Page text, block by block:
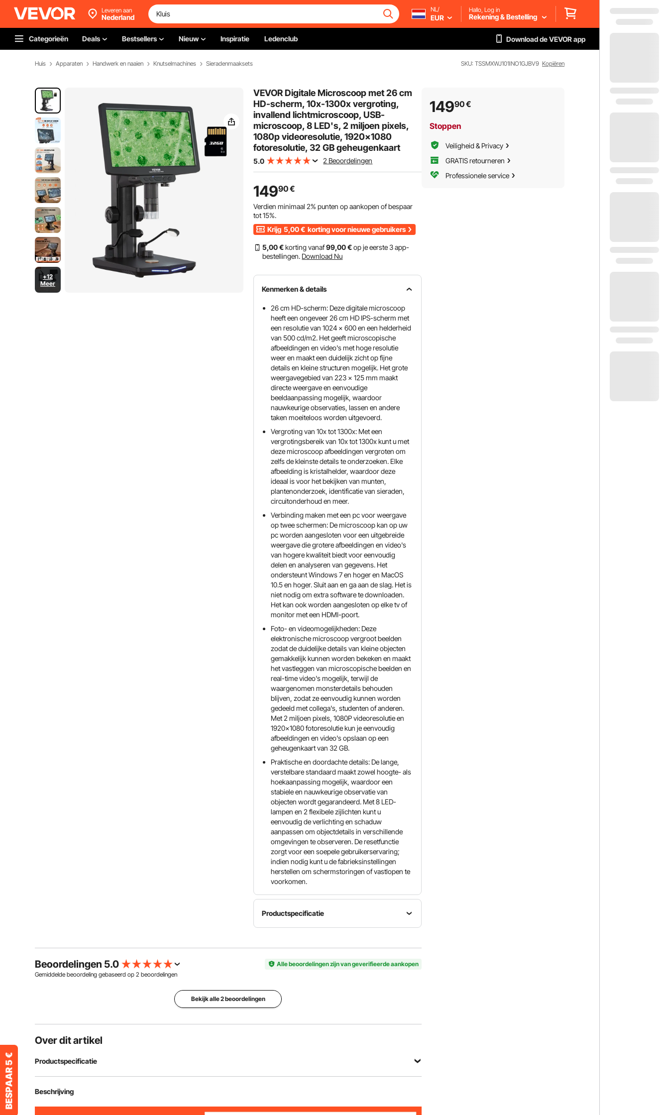
Leveren aan
Nederland
NL/
EUR
Hallo, Log in
Rekening & Bestelling
Categorieën Deals Bestsellers Nieuw Inspiratie Ledenclub Download de VEVOR app
Huis Apparaten Handwerk en naaien Knutselmachines Sieradenmaaksets SKU: TSSMXWJ101INO1GJBV9 Kopiëren
+12
Meer
VEVOR Digitale Microscoop met 26 cm
HD-scherm, 10x-1300x vergroting,
invallend lichtmicroscoop, USB-
microscoop, 8 LED's, 2 miljoen pixels,
1080p videoresolutie, 1920x1080
fotoresolutie, 32 GB geheugenkaart
5.0 2 Beoordelingen
14990€
Verdien minimaal2% punten op aankopen of bespaar
tot15%.
Krijg 5,00 € korting voor nieuwe gebruikers
5,00 €korting vanaf99,00 €op je eerste 3 app-
bestellingen. Download Nu
Kenmerken & details
26 cm HD-scherm: Deze digitale microscoop
heeft een ongeveer 26 cm HD IPS-scherm met
een resolutie van 1024 x 600 en een helderheid
van 500 cd/m2. Het geeft microscopische
afbeeldingen en video's met hoge resolutie
weer en maakt een duidelijk zicht op fijne
details en kleine structuren mogelijk. Het grote
weergavegebied van 223 x 125 mm maakt
directe weergave en eenvoudige
beeldaanpassing mogelijk, waardoor
nauwkeurige observaties, lassen en andere
taken moeiteloos worden uitgevoerd.
Vergroting van 10x tot 1300x: Met een
vergrotingsbereik van 10x tot 1300x kunt u met
deze microscoop afbeeldingen vergroten om
zelfs de kleinste details te onderzoeken. Elke
afbeelding is kristalhelder, waardoor deze
ideaal is voor het bekijken van munten,
plantenonderzoek, identificatie van sieraden,
circuitonderhoud en meer.
Verbinding maken met een pc voor weergave
op twee schermen: De microscoop kan op uw
pc worden aangesloten voor een uitgebreide
weergave die grotere afbeeldingen en video's
van hogere kwaliteit biedt voor eenvoudig
delen en analyseren van gegevens. Het
ondersteunt Windows 7 en hoger en MacOS
10.5 en hoger. Sluit aan en ga aan de slag. Het is
niet nodig om extra software te downloaden.
Het kan ook worden aangesloten op elke tv of
monitor met een HDMI-poort.
Foto- en videomogelijkheden: Deze
elektronische microscoop vergroot beelden
zodat de duidelijke details van kleine objecten
gemakkelijk kunnen worden bekeken en maakt
het vastleggen van microscopische beelden en
real-time video's mogelijk, terwijl de
waargenomen monsterdetails behouden
blijven, zodat ze eenvoudig kunnen worden
gedeeld met collega's, studenten of anderen.
Met 2 miljoen pixels, 1080P videoresolutie en
1920x1080 fotoresolutie kun je eenvoudig
afbeeldingen en video's opslaan op een
geheugenkaart van 32 GB.
Praktische en doordachte details: De lange,
verstelbare standaard maakt zowel hoogte- als
hoekaanpassing mogelijk, waardoor een
stabiele en nauwkeurige observatie van
objecten wordt gegarandeerd. Met 8 LED-
lampen en 2 flexibele zijlichten kunt u
eenvoudig de verlichting en schaduw
aanpassen om objectdetails in verschillende
omgevingen te observeren. De resetfunctie
zorgt voor een soepele gebruikerservaring;
indien nodig kunt u de fabrieksinstellingen
herstellen om schermstoringen of vastlopen te
voorkomen.
Productspecificatie
Artikelmodelnummer
DC 5V 1A
stekker +
-10~+55
℃
(-50~+131
Opslagtemperatuur
Beoordelingen 5.0
Alle beoordelingen zijn van geverifieerde aankopen
Gemiddelde beoordeling gebaseerd op 2 beoordelingen
Bekijk alle 2 beoordelingen
Over dit artikel
Productspecificatie
Artikelmodelnummer
Beschrijving
14990€
Stoppen
Veiligheid & Privacy
GRATIS retourneren
Professionele service